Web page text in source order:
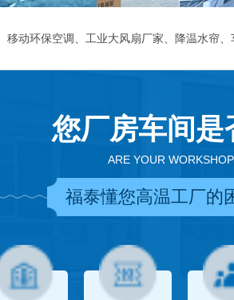
移动环保空调、工业大风扇厂家、降温水帘
您厂房车间
ARE YOUR
福泰懂您高温工厂的